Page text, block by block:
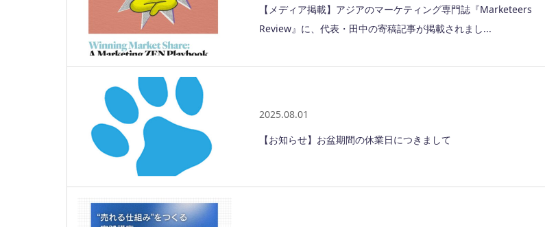
【メディア掲載】アジアのマーケティング専門誌『Marketeers
Review』に、代表・田中の寄稿記事が掲載されまし...
2025.08.01
【お知らせ】お盆期間の休業日につきまして